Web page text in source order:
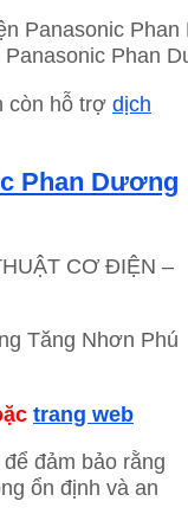
Phan
còn hỗ trợ dịch
Phan Dương
CƠ ĐIỆN –
Tăng Nhơn Phú
trang web
đảm bảo rằng
ổn định và an